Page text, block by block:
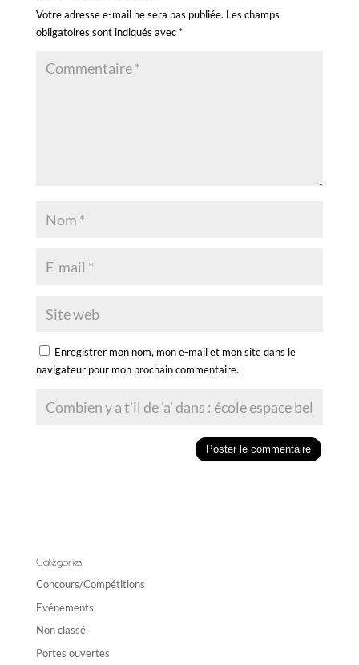
Votre adresse e-mail ne sera pas publiée. Les champs
obligatoires sont indiqués avec*
Enregistrer mon nom, mon e-mail et mon site dans le
navigateur pour mon prochain commentaire.
n
a
i
v
e
Catégories
Concours/Compétitions
Evénements
Non classé
Portes ouvertes